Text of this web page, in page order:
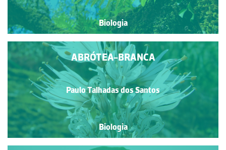
Biologia
ABRÓTEA-BRANCA
Paulo Talhadas dos Santos
Biologia